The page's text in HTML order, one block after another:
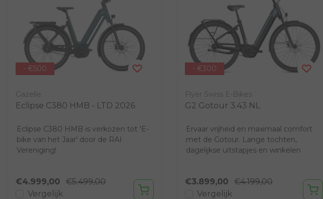
- €500
Gazelle
Eclipse C380 HMB - LTD 2026
Eclipse C380 HMB is verkozen tot 'E-
bike van het Jaar' door de RAI
Vereniging!
€4.999,00
€5.499,00
Vergelijk
- €300
Flyer Swiss E-Bikes
G2 Gotour 3.43 NL
Ervaar vrijheid en maximaal comfort
met de Gotour. Lange tochten,
dagelijkse uitstapjes en winkelen
€3.899,00
€4.199,00
Vergelijk